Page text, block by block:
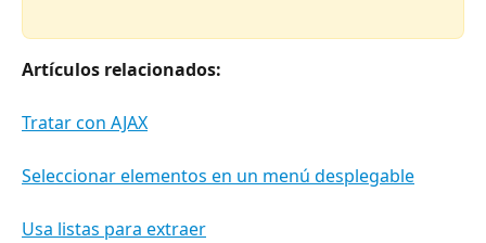
Artículos relacionados:
Tratar con AJAX
Seleccionar elementos en un menú desplegable
Usa listas para extraer